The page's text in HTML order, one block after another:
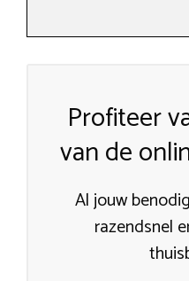
Profiteer
van de
Al jouw
razendsnel